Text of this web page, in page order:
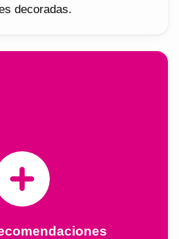
decoradas.